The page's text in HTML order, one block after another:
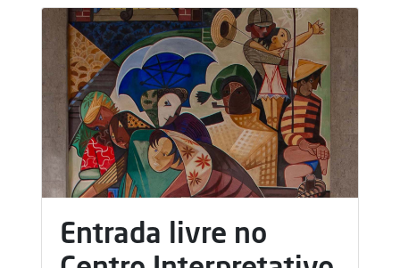
Entrada livre no